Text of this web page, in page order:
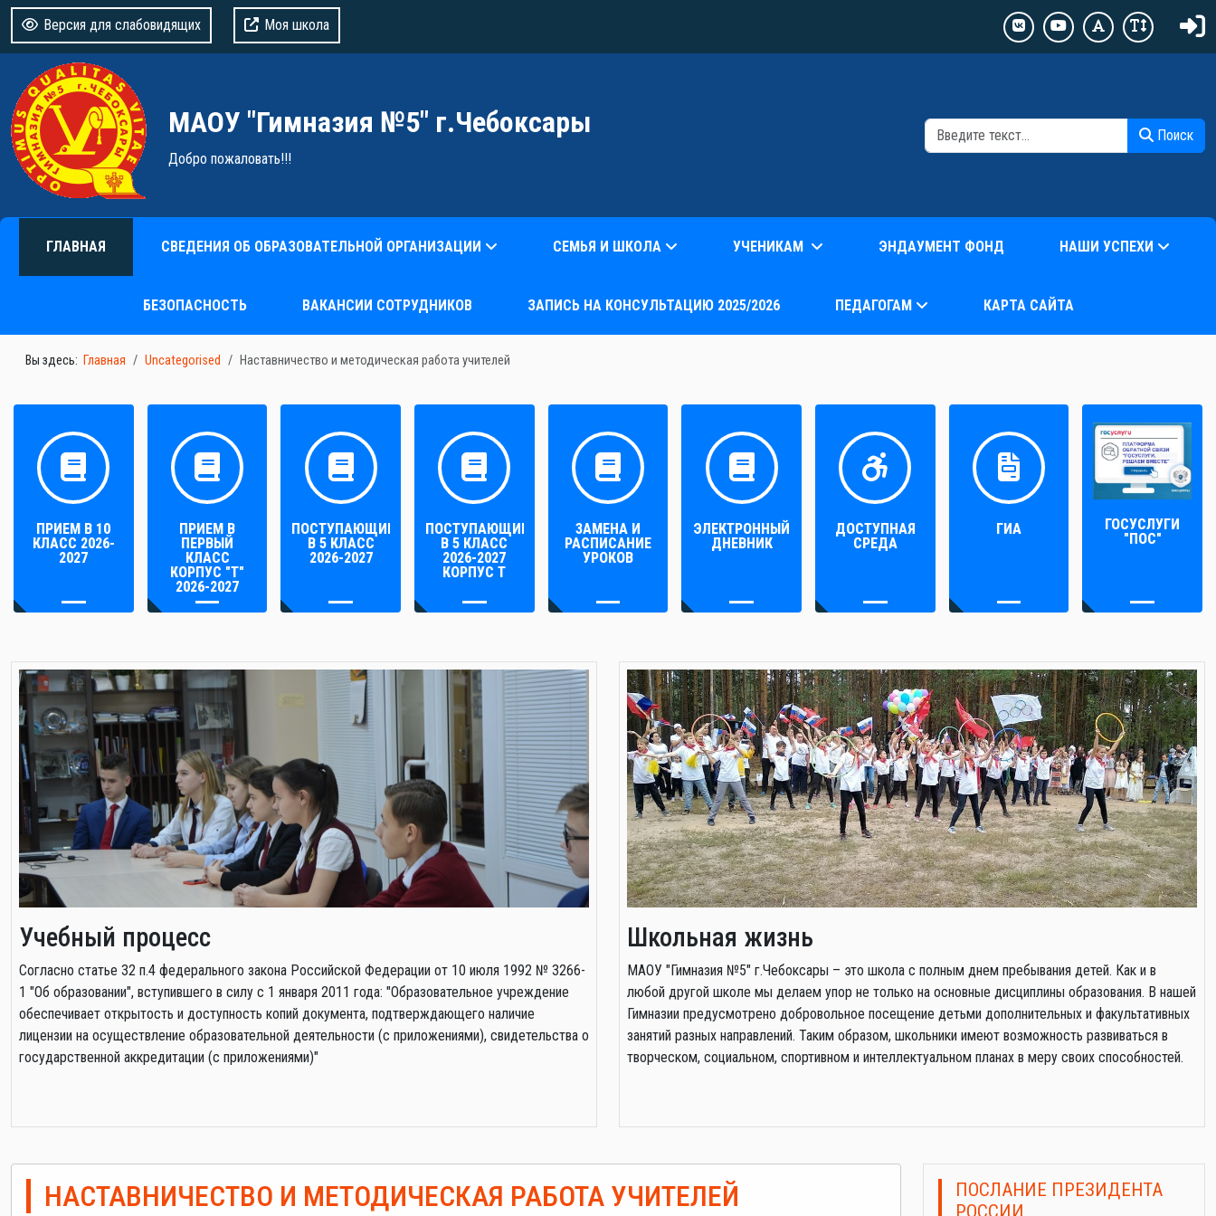
Версия для слабовидящих Моя школа
МАОУ "Гимназия №5" г.Чебоксары
Добро пожаловать!!!
Поиск
ГЛАВНАЯ СВЕДЕНИЯ ОБ ОБРАЗОВАТЕЛЬНОЙ ОРГАНИЗАЦИИ СЕМЬЯ И ШКОЛА УЧЕНИКАМ ЭНДАУМЕНТ ФОНД НАШИ УСПЕХИ
БЕЗОПАСНОСТЬ ВАКАНСИИ СОТРУДНИКОВ ЗАПИСЬ НА КОНСУЛЬТАЦИЮ 2025/2026 ПЕДАГОГАМ КАРТА САЙТА
Вы здесь: Главная Uncategorised Наставничество и методическая работа учителей
ПРИЕМ В 10
КЛАСС 2026-
2027
ПРИЕМ В
ПЕРВЫЙ
КЛАСС
КОРПУС "Т"
2026-2027
ПОСТУПАЮЩИМ
В 5 КЛАСС
2026-2027
ПОСТУПАЮЩИМ
В 5 КЛАСС
2026-2027
КОРПУС Т
ЗАМЕНА И
РАСПИСАНИЕ
УРОКОВ
ЭЛЕКТРОННЫЙ
ДНЕВНИК
ДОСТУПНАЯ
СРЕДА
ГИА
ГОСУСЛУГИ
"ПОС"
Учебный процесс
Cогласно статье 32 п.4 федерального закона Российской Федерации от 10 июля 1992 № 3266-
1 "Об образовании", вступившего в силу с 1 января 2011 года: "Образовательное учреждение
обеспечивает открытость и доступность копий документа, подтверждающего наличие
лицензии на осуществление образовательной деятельности (с приложениями), свидетельства о
государственной аккредитации (с приложениями)"
Школьная жизнь
МАОУ "Гимназия №5" г.Чебоксары – это школа с полным днем пребывания детей. Как и в
любой другой школе мы делаем упор не только на основные дисциплины образования. В нашей
Гимназии предусмотрено добровольное посещение детьми дополнительных и факультативных
занятий разных направлений. Таким образом, школьники имеют возможность развиваться в
творческом, социальном, спортивном и интеллектуальном планах в меру своих способностей.
НАСТАВНИЧЕСТВО И МЕТОДИЧЕСКАЯ РАБОТА УЧИТЕЛЕЙ
ПОСЛАНИЕ ПРЕЗИДЕНТА
РОССИИ